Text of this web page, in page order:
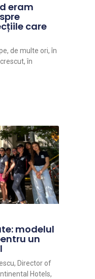
eram
care
de multe ori, în
în
modelul
un
Director of
Hotels,